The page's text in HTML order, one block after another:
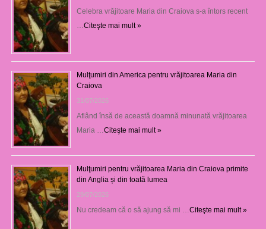
Celebra vrăjitoare Maria din Craiova s-a întors recent
Citeşte mai mult »
Mulţumiri din America pentru vrăjitoarea Maria din
Craiova
31/07/2026
Aflând însă de această doamnă minunată vrăjitoarea
Maria … Citeşte mai mult »
Mulţumiri pentru vrăjitoarea Maria din Craiova primite
din Anglia și din toată lumea
29/07/2026
Nu credeam că o să ajung să mi … Citeşte mai mult »